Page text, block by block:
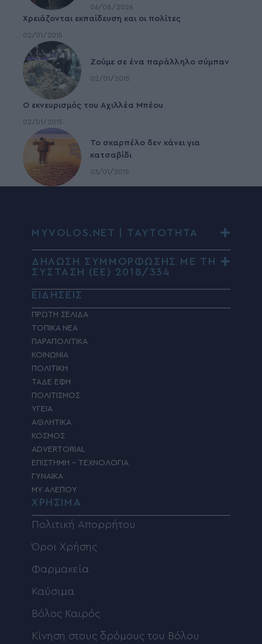
06/08/2026
Χρειάζονται εκπαίδευση και οι πολίτες
02/01/2015
Ζούμε σε ένα παράλληλο σύμπαν
02/01/2015
Ο εκνευρισμός του Αχιλλέα Μπέου
02/01/2015
To σκαρπέλο δεν κάνει για
κατσαβίδι
03/01/2015
MYVOLOS.NET | ΤΑΥΤΟΤΗΤΑ
ΔΗΛΩΣΗ ΣΥΜΜΟΡΦΩΣΗΣ ΜΕ ΤΗ
ΣΥΣΤΑΣΗ (ΕΕ) 2018/334
ΕΙΔΗΣΕΙΣ
ΠΡΩΤΗ ΣΕΛΙΔΑ
ΤΟΠΙΚΑ ΝΕΑ
ΠΑΡΑΠΟΛΙΤΙΚΑ
ΚΟΙΝΩΝΙΑ
ΠΟΛΙΤΙΚΗ
ΤΑΔΕ ΕΦΗ
ΠΟΛΙΤΙΣΜΟΣ
ΥΓΕΙΑ
ΑΘΛΗΤΙΚΑ
ΚΟΣΜΟΣ
ADVERTORIAL
ΕΠΙΣΤΗΜΗ – ΤΕΧΝΟΛΟΓΙΑ
ΓΥΝΑΙΚΑ
MY ΑΛΕΠΟΥ
ΧΡΗΣΙΜΑ
Πολιτική Απορρήτου
Όροι Χρήσης
Φαρμακεία
Καύσιμα
Βόλος Καιρός
Κίνηση στους δρόμους του Βόλου